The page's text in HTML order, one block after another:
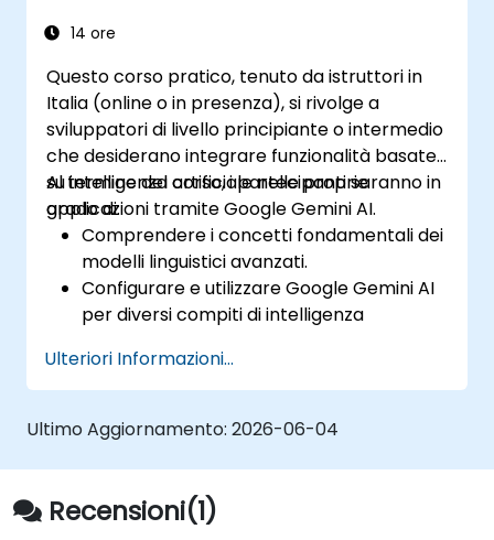
commenti dei clienti.
Google Gemini AI per garantire un servizio
eccellente e senza interruzioni.
14 ore
Questo corso pratico, tenuto da istruttori in
Italia (online o in presenza), si rivolge a
sviluppatori di livello principiante o intermedio
che desiderano integrare funzionalità basate
su intelligenza artificiale nelle proprie
applicazioni tramite Google Gemini AI.
Al termine del corso, i partecipanti saranno in
grado di:
Comprendere i concetti fondamentali dei
modelli linguistici avanzati.
Configurare e utilizzare Google Gemini AI
per diversi compiti di intelligenza
Implementare trasformazioni da testo a
testo e da immagini a testo.
Sviluppare applicazioni base basate
sull'intelligenza artificiale.
Esplorare le funzionalità avanzate e le
opzioni di personalizzazione offerte da
Google Gemini AI.
Ulteriori Informazioni...
Ultimo Aggiornamento: 2026-06-04
Recensioni(1)